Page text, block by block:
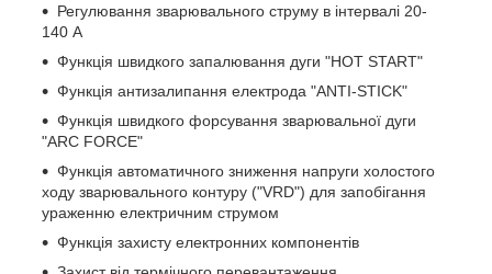
Регулювання зварювального струму в інтервалі 20-
140 А
Функція швидкого запалювання дуги "HOT START"
Функція антизалипання електрода "ANTI-STICK"
Функція швидкого форсування зварювальної дуги
"ARC FORCE"
Функція автоматичного зниження напруги холостого
ходу зварювального контуру ("VRD") для запобігання
ураженню електричним струмом
Функція захисту електронних компонентів